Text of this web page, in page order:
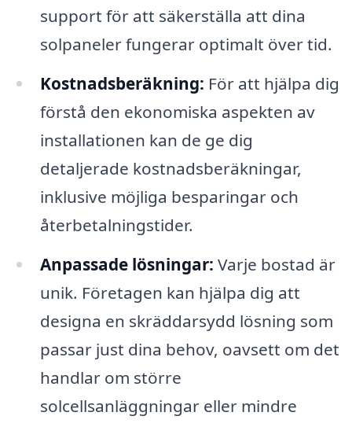
support för att säkerställa att dina
solpaneler fungerar optimalt över tid.
Kostnadsberäkning: För att hjälpa dig
förstå den ekonomiska aspekten av
installationen kan de ge dig
detaljerade kostnadsberäkningar,
inklusive möjliga besparingar och
återbetalningstider.
Anpassade lösningar: Varje bostad är
unik. Företagen kan hjälpa dig att
designa en skräddarsydd lösning som
passar just dina behov, oavsett om det
handlar om större
solcellsanläggningar eller mindre